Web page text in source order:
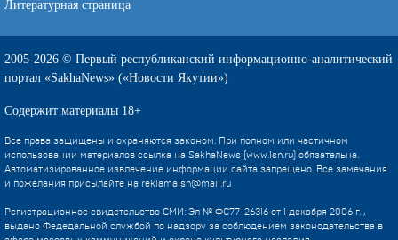
Литературная страница
2005-2026 © Первый республиканский информационно-аналитический
портал «SakhaNews» («Новости Якутии»)
Содержит материалы 18+
Все права защищены и охраняются законом. При полном или частичном
использовании материалов ссылка на SakhaNews (www.1sn.ru) обязательна.
Автоматизированное извлечение информации сайта запрещено. Все замечания
и пожелания присылайте на reklama1sn@mail.ru
Регистрационное свидетельство СМИ: Эл № ФС77-26316 от 1 декабря 2006 г. ,
выдано Федедальной службой по надзору за соблюдением законодательства в